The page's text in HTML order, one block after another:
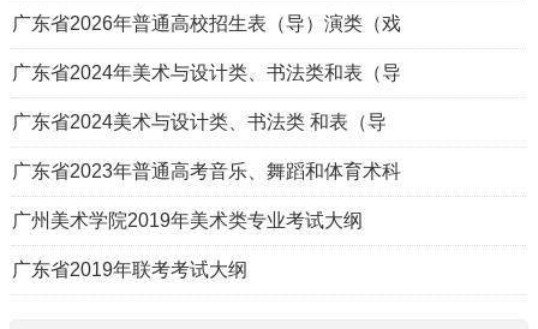
广东省2026年普通高校招生表（导）演类（戏
广东省2024年美术与设计类、书法类和表（导
广东省2024美术与设计类、书法类 和表（导
广东省2023年普通高考音乐、舞蹈和体育术科
广州美术学院2019年美术类专业考试大纲
广东省2019年联考考试大纲